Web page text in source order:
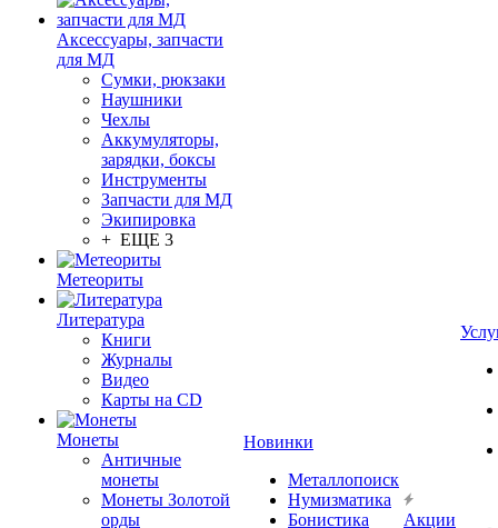
Аксессуары, запчасти
для МД
Сумки, рюкзаки
Наушники
Чехлы
Аккумуляторы,
зарядки, боксы
Инструменты
Запчасти для МД
Экипировка
+ ЕЩЕ 3
Метеориты
Литература
Книги
Журналы
Видео
Карты на CD
Монеты
Античные
монеты
Монеты Золотой
орды
Новинки
Металлопоиск
Нумизматика
Бонистика
Акции